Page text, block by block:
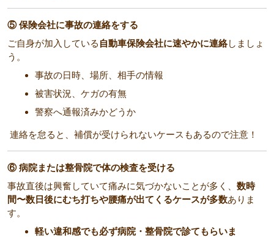
⑤ 保険会社に事故の連絡をする
ご自身が加入している 自動車保険会社に速やかに連絡しましょ
う。
事故の日時、場所、相手の情報
被害状況、ケガの有無
警察へ通報済みかどうか
連絡を怠ると、補償が受けられないケースもあるので注意！
⑥ 病院または整骨院で体の検査を受ける
事故直後は興奮していて痛みに気づかないことが多く、 数時
間〜数日後にむち打ちや腰痛が出てくるケースが多数ありま
す。
軽い違和感でも必ず病院・整骨院で診てもらいま